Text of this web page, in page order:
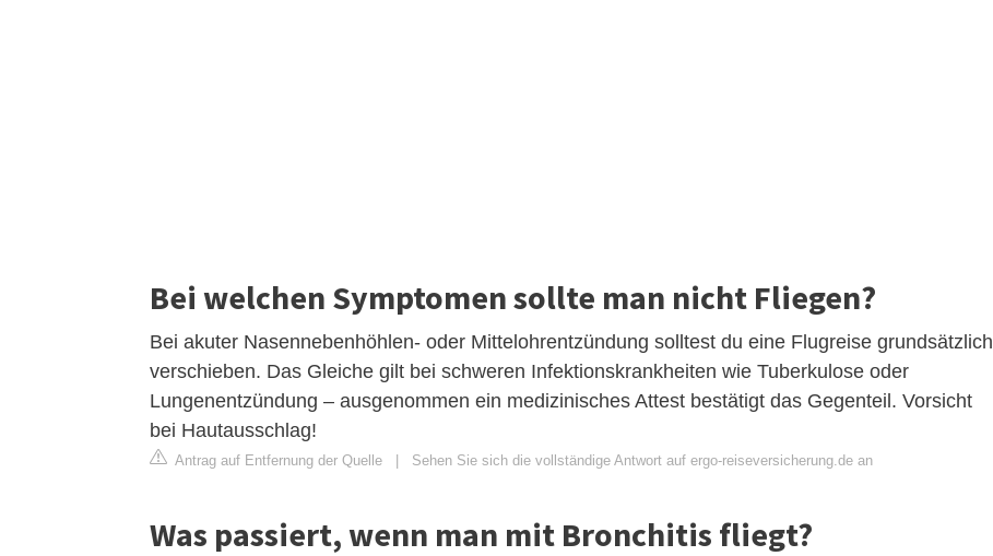
Bei welchen Symptomen sollte man nicht Fliegen?
Bei akuter Nasennebenhöhlen- oder Mittelohrentzündung solltest du eine Flugreise grundsätzlich
verschieben. Das Gleiche gilt bei schweren Infektionskrankheiten wie Tuberkulose oder
Lungenentzündung – ausgenommen ein medizinisches Attest bestätigt das Gegenteil. Vorsicht
bei Hautausschlag!
Antrag auf Entfernung der Quelle Sehen Sie sich die vollständige Antwort auf ergo-reiseversicherung.de an
Was passiert, wenn man mit Bronchitis fliegt?